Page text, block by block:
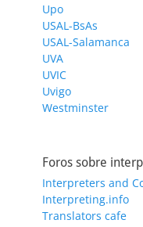
Upo
USAL-BsAs
USAL-Salamanca
UVA
UVIC
Uvigo
Westminster
Foros sobre
Interpreters and
Interpreting.info
Translators cafe